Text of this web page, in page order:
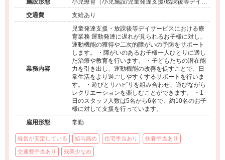
施設形態
小児療育（小児施設/児童発達支援/放課後等デイサ
ービス）
交通費 支給あり
業務内容
児童発達支援・放課後等デイサービスにおける療
育業務 運動発達に遅れが見られるお子様に対し、
運動機能の獲得や二次的障がいの予防をサポート
します。 ・障がいのあるお子様一人ひとりに適し
た治療や教育を行います。 ・子どもたちの潜在能
力を引き出し、運動機能の改善を促すことで、日
常生活をより過ごしやすくするサポートを行いま
す。 ・遊びとリハビリを組み合わせ、遊びながら
レクリエーションを楽しむことができます。 ・1
日のスタッフ人数は5名から6名で、約10名のお子
様に対して支援を行っています。
雇用形態
常勤
経営が安定している 給与高め 住宅手当あり 扶養手当あり
交通費手当あり 残業少なめ